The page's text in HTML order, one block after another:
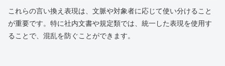
これらの言い換え表現は、文脈や対象者に応じて使い分けること
が重要です。特に社内文書や規定類では、統一した表現を使用す
ることで、混乱を防ぐことができます。